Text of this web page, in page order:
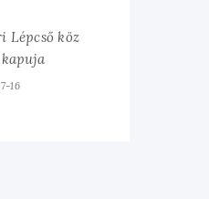
Lépcső köz
kapuja
16